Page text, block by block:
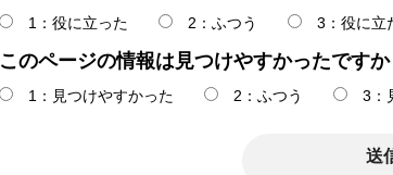
1：役に立った 2：ふつう 3：役に立
このページの情報は見つけやすかったですか
1：見つけやすかった 2：ふつう 3：